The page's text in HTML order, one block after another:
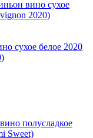
сухое белое 2020